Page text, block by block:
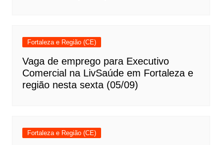
Fortaleza e Região (CE)
Vaga de emprego para Executivo
Comercial na LivSaúde em Fortaleza e
região nesta sexta (05/09)
Fortaleza e Região (CE)